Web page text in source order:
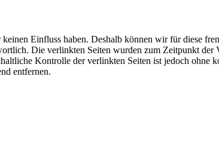
Einfluss haben. Deshalb können wir für diese
Die verlinkten Seiten wurden zum Zeitpunkt
Kontrolle der verlinkten Seiten ist jedoch ohne
entfernen.